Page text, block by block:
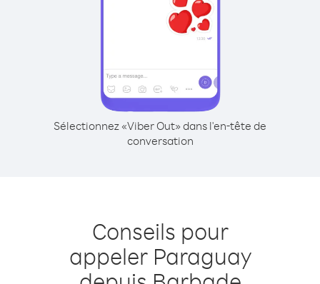
Sélectionnez «Viber Out» dans l'en-tête de
conversation
Conseils pour
appeler Paraguay